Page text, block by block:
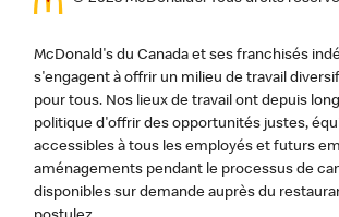
McDonald's du Canada et ses franchisés
s'engagent à offrir un milieu de travail
pour tous. Nos lieux de travail ont depuis
politique d'offrir des opportunités justes,
accessibles à tous les employés et futurs
aménagements pendant le processus de
disponibles sur demande auprès du